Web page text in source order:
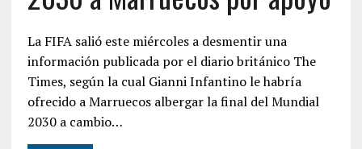
La FIFA salió este miércoles a desmentir una
información publicada por el diario británico The
Times, según la cual Gianni Infantino le habría
ofrecido a Marruecos albergar la final del Mundial
2030 a cambio…